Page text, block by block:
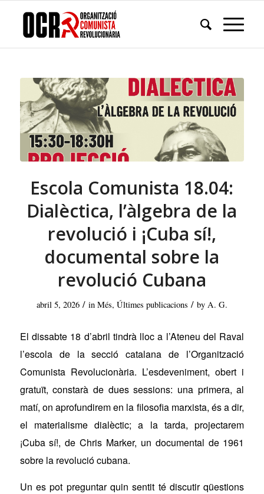
Escola Comunista 18.04:
Dialèctica, l’àlgebra de la
revolució i ¡Cuba sí!,
documental sobre la
revolució Cubana
abril 5, 2026 / in Més, Últimes publicacions / by A. G.
El dissabte 18 d’abril tindrà lloc a l’Ateneu del Raval
l’escola de la secció catalana de l’Organització
Comunista Revolucionària. L’esdeveniment, obert i
gratuït, constarà de dues sessions: una primera, al
matí, on aprofundirem en la filosofia marxista, és a dir,
el materialisme dialèctic; a la tarda, projectarem
¡Cuba sí!,de Chris Marker, un documental de 1961
sobre la revolució cubana.
Un es pot preguntar quin sentit té discutir qüestions